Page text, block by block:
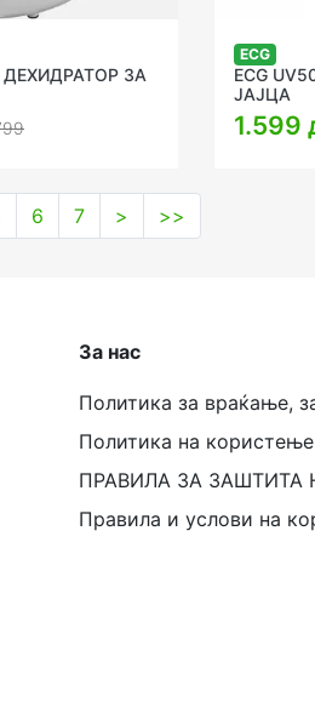
ДЕХИДРАТОР ЗА
ECG
ECG
ЈАЈЦА
1.599
6 7 > >>
За нас
Политика за враќање,
Политика на користење
ПРАВИЛА ЗА
Правила и услови на